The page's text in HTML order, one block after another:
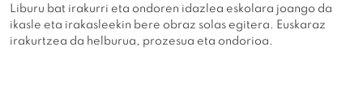
Liburu bat irakurri eta ondoren idazlea eskolara joango da
ikasle eta irakasleekin bere obraz solas egitera. Euskaraz
irakurtzea da helburua, prozesua eta ondorioa.